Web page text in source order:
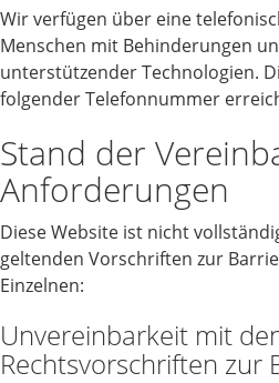
Wir verfügen über eine
Menschen mit Behinderungen
unterstützender Technologien.
folgender Telefonnummer
Stand der
Anforderungen
Diese Website ist nicht
geltenden Vorschriften zur
Einzelnen:
Unvereinbarkeit mit
Rechtsvorschriften zur